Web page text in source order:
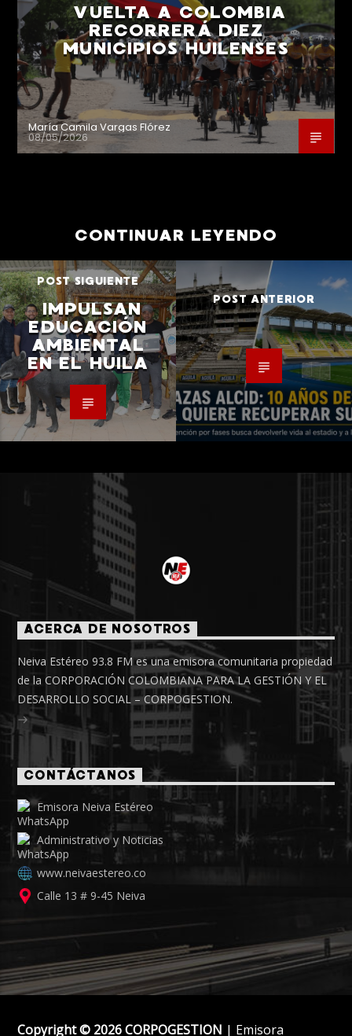
VUELTA A COLOMBIA
RECORRERÁ DIEZ
MUNICIPIOS HUILENSES
María Camila Vargas Flórez
08/05/2026
CONTINUAR LEYENDO
POST SIGUIENTE
IMPULSAN
EDUCACIÓN
AMBIENTAL
EN EL HUILA
POST ANTERIOR
ACERCA DE NOSOTROS
Neiva Estéreo 93.8 FM es una emisora comunitaria propiedad
de la CORPORACIÓN COLOMBIANA PARA LA GESTIÓN Y EL
DESARROLLO SOCIAL – CORPOGESTION.
CONTÁCTANOS
Emisora Neiva Estéreo
Administrativo y Noticias
www.neivaestereo.co
Calle 13 # 9-45 Neiva
Copyright © 2026 CORPOGESTION | Emisora